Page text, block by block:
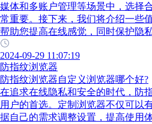
媒体和多账户管理等场景中，选择
常重要。接下来，我们将介绍一些
帮助您提高在线感觉，同时保护隐私
2024-09-29 11:07:19
防指纹浏览器
防指纹浏览器自定义浏览器哪个好?
在追求在线隐私和安全的时代，防
用户的首选。定制浏览器不仅可以
据自己的需求调整设置，提高使用